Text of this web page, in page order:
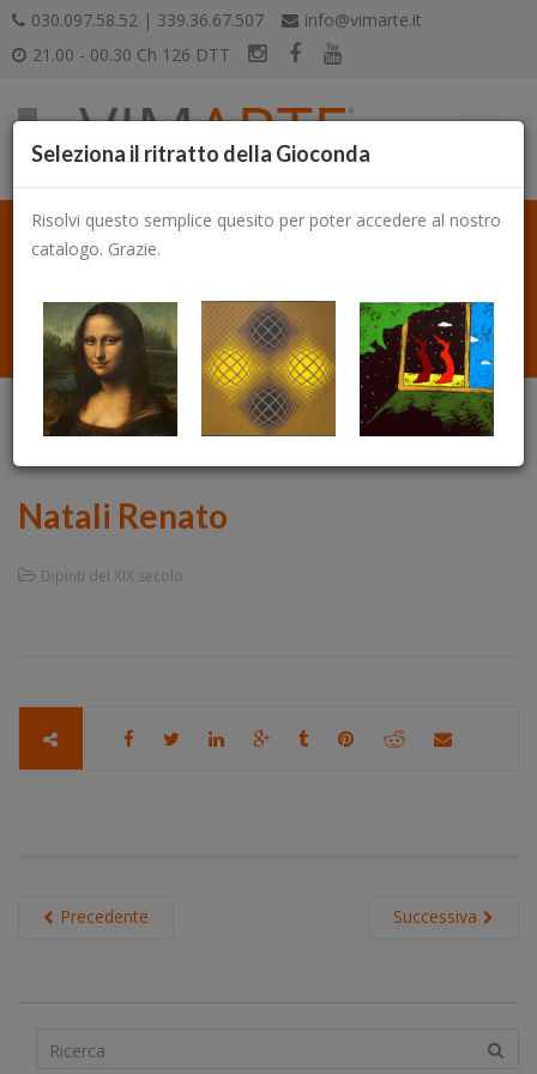
030.097.58.52 | 339.36.67.507
info@vimarte.it
21.00 - 00.30 Ch 126 DTT
Natali Renato
Dipinti del XIX secolo
Successiva
Precedente
Seleziona il ritratto della Gioconda
Risolvi questo semplice quesito per poter accedere al nostro
catalogo. Grazie.